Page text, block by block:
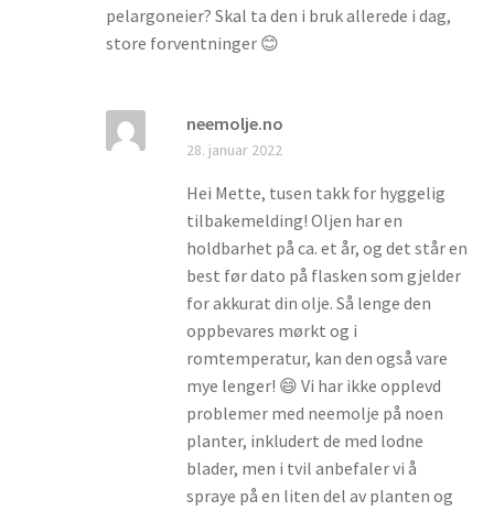
pelargoneier? Skal ta den i bruk allerede i dag,
store forventninger 😊
neemolje.no
28. januar 2022
Hei Mette, tusen takk for hyggelig
tilbakemelding! Oljen har en
holdbarhet på ca. et år, og det står en
best før dato på flasken som gjelder
for akkurat din olje. Så lenge den
oppbevares mørkt og i
romtemperatur, kan den også vare
mye lenger! 😄 Vi har ikke opplevd
problemer med neemolje på noen
planter, inkludert de med lodne
blader, men i tvil anbefaler vi å
spraye på en liten del av planten og